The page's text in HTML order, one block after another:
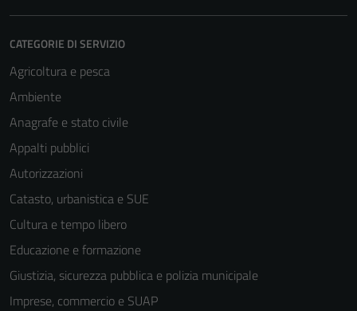
CATEGORIE DI SERVIZIO
Agricoltura e pesca
Ambiente
Anagrafe e stato civile
Appalti pubblici
Autorizzazioni
Catasto, urbanistica e SUE
Cultura e tempo libero
Educazione e formazione
Giustizia, sicurezza pubblica e polizia municipale
Imprese, commercio e SUAP
Tecnici